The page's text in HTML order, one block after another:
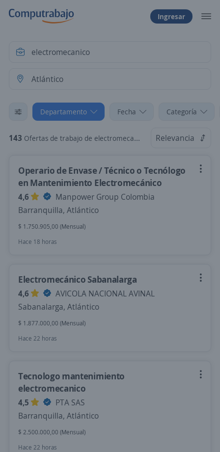
Ingresar
Departamento Fecha Categoría
143 Ofertas de trabajo de electromecanico en Atlántico Relevancia
Operario de Envase / Técnico o Tecnólogo
en Mantenimiento Electromecánico
4,6
Manpower Group Colombia
Barranquilla, Atlántico
$ 1.750.905,00 (Mensual)
Hace 18 horas
Electromecánico Sabanalarga
4,6
AVICOLA NACIONAL AVINAL
Sabanalarga, Atlántico
$ 1.877.000,00 (Mensual)
Hace 22 horas
Tecnologo mantenimiento
electromecanico
4,5
PTA SAS
Barranquilla, Atlántico
$ 2.500.000,00 (Mensual)
Hace 22 horas